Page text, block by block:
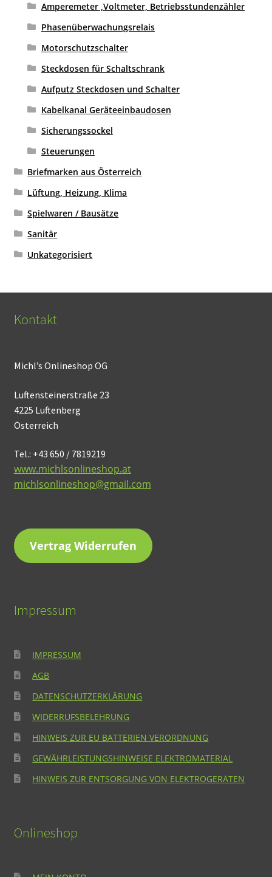
Amperemeter ,Voltmeter, Betriebsstundenzähler
Phasenüberwachungsrelais
Motorschutzschalter
Steckdosen für Schaltschrank
Aufputz Steckdosen und Schalter
Kabelkanal Geräteeinbaudosen
Sicherungssockel
Steuerungen
Briefmarken aus Österreich
Lüftung, Heizung, Klima
Spielwaren / Bausätze
Sanitär
Unkategorisiert
Kontakt
Michl’s Onlineshop OG
Luftensteinerstraße 23
4225 Luftenberg
Österreich
Tel.: +43 650 / 7819219
www.michlsonlineshop.at
michlsonlineshop@gmail.com
Vertrag Widerrufen
Impressum
IMPRESSUM
AGB
DATENSCHUTZERKLÄRUNG
WIDERRUFSBELEHRUNG
HINWEIS ZUR EU BATTERIEN VERORDNUNG
GEWÄHRLEISTUNGSHINWEISE ELEKTROMATERIAL
HINWEIS ZUR ENTSORGUNG VON ELEKTROGERÄTEN
Onlineshop